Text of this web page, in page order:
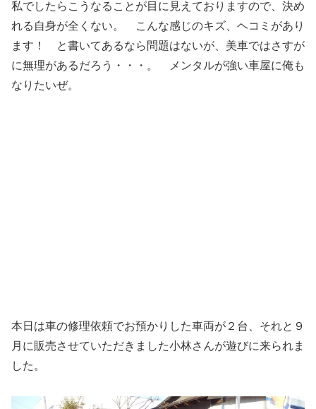
私でしたらこうなることが目に見えておりますので、決め
れる自身が全くない。 こんな感じのキズ、ヘコミがあり
ます！ と書いてあるなら問題はないが、美車ではさすが
に無理があるだろう・・・。 メンタルが強い車屋に俺も
なりたいぜ。
本日は車の修理依頼でお預かりした車両が２台、それと９
月に販売させていただきました小林さんが遊びに来られま
した。